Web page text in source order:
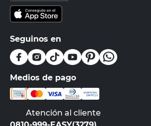
Seguinos en
Medios de pago
Atención al cliente